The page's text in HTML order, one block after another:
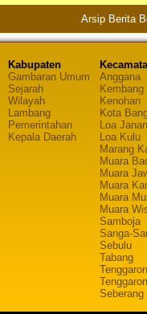
Arsip Berita
Kabupaten
Gambaran Umum
Sejarah
Wilayah
Lambang
Pemerintahan
Kepala Daerah
Anggana
Kenohan
Kota
Loa Janan
Loa Kulu
Marang
Muara
Muara
Muara
Muara
Muara
Samboja
Sanga-
Sebulu
Tabang
Seberang